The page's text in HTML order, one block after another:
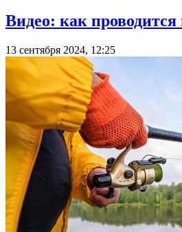
Видео: как
13 сентября 2024, 12:25